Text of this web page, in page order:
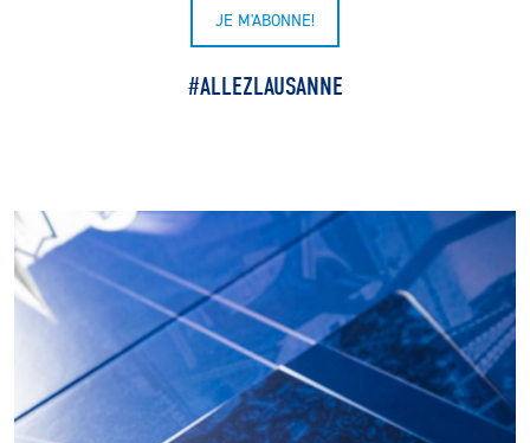
JE M'ABONNE!
#ALLEZLAUSANNE